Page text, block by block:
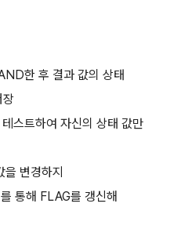
한 후 결과 값의 상태
장
스트하여 자신의 상태 값만
변경하지
통해 FLAG를 갱신해